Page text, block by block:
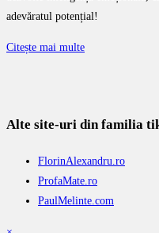
adevăratul potențial!
Citește mai multe
Alte site-uri din familia
FlorinAlexandru.ro
ProfaMate.ro
PaulMelinte.com